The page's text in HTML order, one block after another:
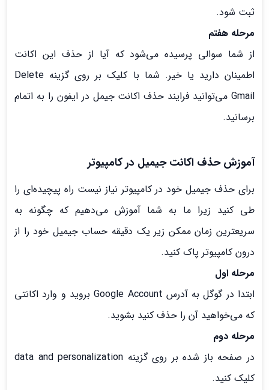
ثبت شود.
مرحله هفتم
از شما سوالی پرسیده می‌شود که آیا از حذف این اکانت
اطمینان دارید یا خیر. شما با کلیک بر روی گزینه Delete
Gmail می‌توانید فرایند حذف اکانت جیمل در ایفون را به اتمام
برسانید.
آموزش حذف اکانت جیمیل در کامپیوتر
برای حذف جیمیل خود در کامپیوتر نیاز نیست راه پیچیده‌ای را
طی کنید زیرا ما به شما آموزش می‌دهیم که چگونه به
سریعترین زمان ممکن زیر یک دقیقه حساب جیمیل خود را از
درون کامپیوتر پاک کنید.
مرحله اول
ابتدا در گوگل به آدرس Google Account بروید و وارد اکانتی
که می‌خواهید آن را حذف کنید بشوید.
مرحله دوم
در صفحه باز شده بر روی گزینه data and personalization
کلیک کنید.